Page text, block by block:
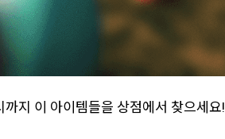
지 이 아이템들을 상점에서 찾으세요!